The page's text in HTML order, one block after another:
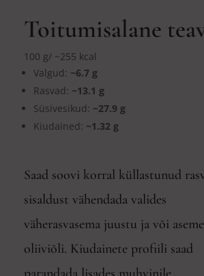
Toitumisalane
100 g/ ~255 kcal
Valgud: ~6.7 g
Rasvad: ~13.1 g
Süsivesikud: ~27.9 g
Kiudained: ~1.32 g
Saad soovi korral küllastunud
sisaldust vähendada valides
väherasvasema juustu ja või
oliiviõli. Kiudainete profiili saad